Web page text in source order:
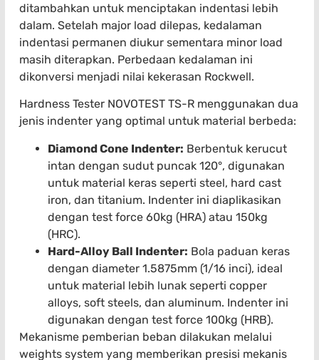
ditambahkan untuk menciptakan indentasi lebih
dalam. Setelah major load dilepas, kedalaman
indentasi permanen diukur sementara minor load
masih diterapkan. Perbedaan kedalaman ini
dikonversi menjadi nilai kekerasan Rockwell.
Hardness Tester NOVOTEST TS-R menggunakan dua
jenis indenter yang optimal untuk material berbeda:
Diamond Cone Indenter: Berbentuk kerucut
intan dengan sudut puncak 120°, digunakan
untuk material keras seperti steel, hard cast
iron, dan titanium. Indenter ini diaplikasikan
dengan test force 60kg (HRA) atau 150kg
(HRC).
Hard-Alloy Ball Indenter: Bola paduan keras
dengan diameter 1.5875mm (1/16 inci), ideal
untuk material lebih lunak seperti copper
alloys, soft steels, dan aluminum. Indenter ini
digunakan dengan test force 100kg (HRB).
Mekanisme pemberian beban dilakukan melalui
weights system yang memberikan presisi mekanis